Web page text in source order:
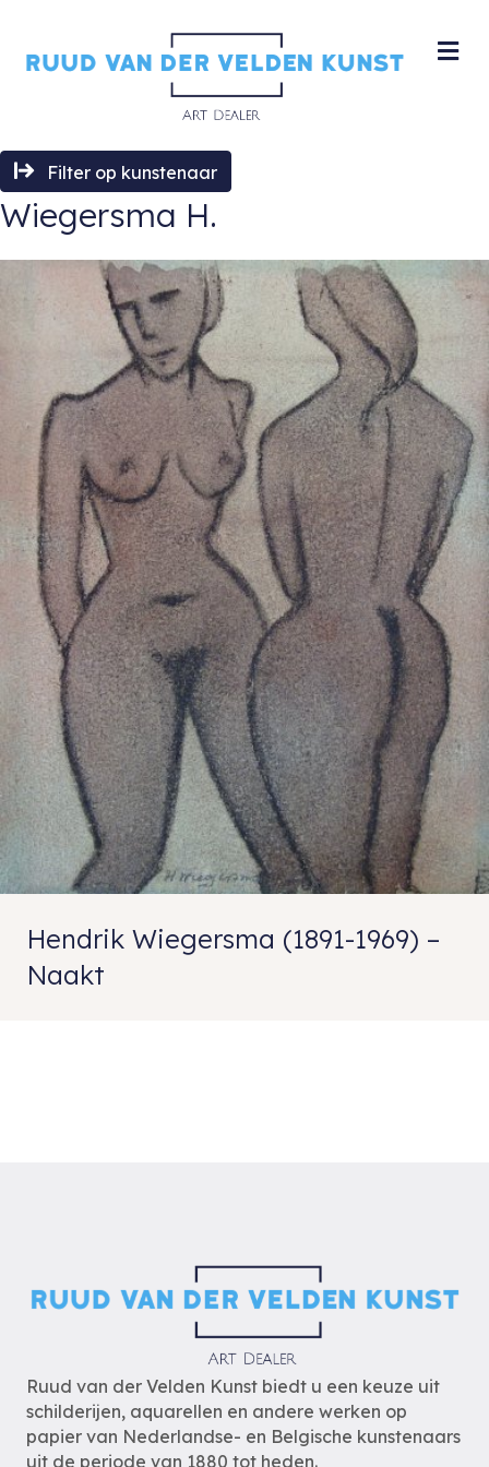
Filter op kunstenaar
Wiegersma H.
Hendrik Wiegersma (1891-1969) –
Naakt
Ruud van der Velden Kunst biedt u een keuze uit
schilderijen, aquarellen en andere werken op
papier van Nederlandse- en Belgische kunstenaars
uit de periode van 1880 tot heden.